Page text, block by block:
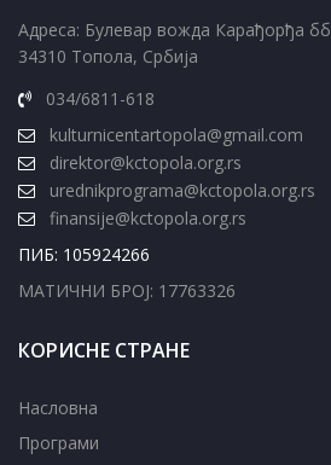
Адреса: Булевар вожда Карађорђа бб
34310 Топола, Србија
034/6811-618
kulturnicentartopola@gmail.com
direktor@kctopola.org.rs
urednikprograma@kctopola.org.rs
finansije@kctopola.org.rs
ПИБ: 105924266
МАТИЧНИ БРОЈ: 17763326
КОРИСНЕ СТРАНЕ
Насловна
Програми